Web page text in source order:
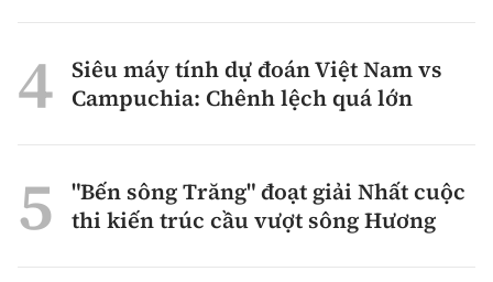
Siêu máy tính dự đoán Việt Nam vs
Campuchia: Chênh lệch quá lớn
"Bến sông Trăng" đoạt giải Nhất cuộc
thi kiến trúc cầu vượt sông Hương